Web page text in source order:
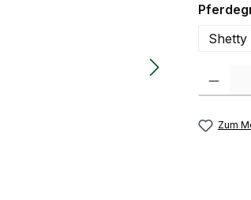
Shetty
Produkt
Zum